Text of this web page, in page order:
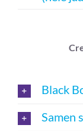
Black
Samen